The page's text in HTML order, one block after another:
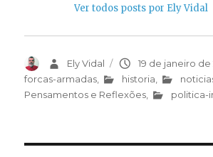
Ver todos posts por Ely Vidal
AutorEly Vidal
Publicado
em
19 de janeiro de
forcas-armadas
historia
Pensamentos e Reflexões
politica-